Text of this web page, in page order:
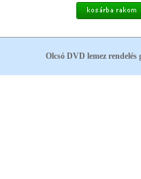
Olcsó DVD lemez